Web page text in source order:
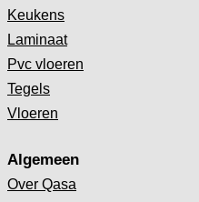
Keukens
Laminaat
Pvc vloeren
Tegels
Vloeren
Algemeen
Over Qasa